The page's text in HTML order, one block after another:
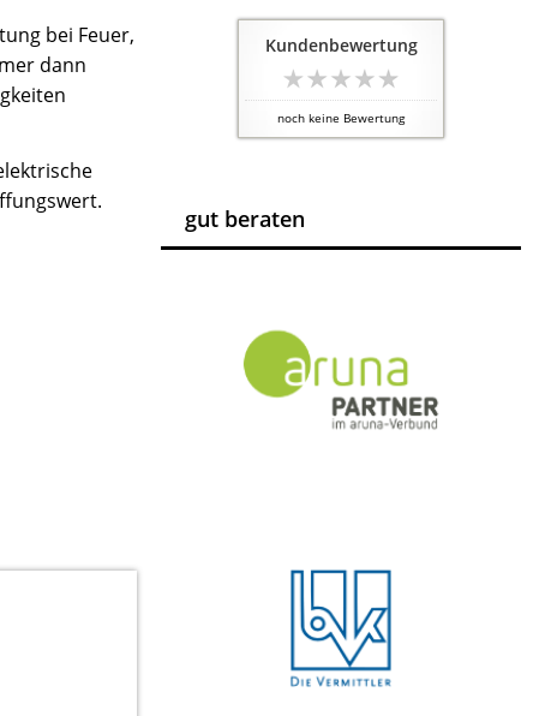
Kundenbewertung
noch keine Bewertung
gut beraten
bei Feuer,
dann